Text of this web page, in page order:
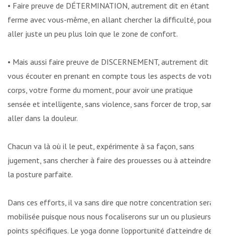
• Faire preuve de DÉTERMINATION, autrement dit en étant
ferme avec vous-même, en allant chercher la difficulté, pour
aller juste un peu plus loin que le zone de confort.
• Mais aussi faire preuve de DISCERNEMENT, autrement dit
vous écouter en prenant en compte tous les aspects de votre
corps, votre forme du moment, pour avoir une pratique
sensée et intelligente, sans violence, sans forcer de trop, sans
aller dans la douleur.
Chacun va là où il le peut, expérimente à sa façon, sans
jugement, sans chercher à faire des prouesses ou à atteindre
la posture parfaite.
Dans ces efforts, il va sans dire que notre concentration sera
mobilisée puisque nous nous focaliserons sur un ou plusieurs
points spécifiques. Le yoga donne l’opportunité d’atteindre des